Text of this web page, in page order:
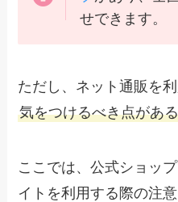
せできます。
ただし、ネット通販を
気をつけるべき点があ
ここでは、公式ショッ
イトを利用する際の注